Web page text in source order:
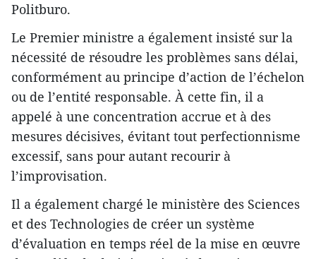
Politburo.
Le Premier ministre a également insisté sur la
nécessité de résoudre les problèmes sans délai,
conformément au principe d’action de l’échelon
ou de l’entité responsable. À cette fin, il a
appelé à une concentration accrue et à des
mesures décisives, évitant tout perfectionnisme
excessif, sans pour autant recourir à
l’improvisation.
Il a également chargé le ministère des Sciences
et des Technologies de créer un système
d’évaluation en temps réel de la mise en œuvre